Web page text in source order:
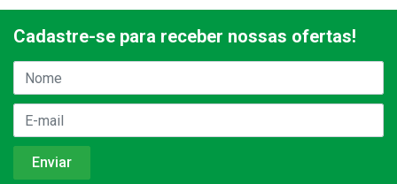
Cadastre-se para receber nossas ofertas!